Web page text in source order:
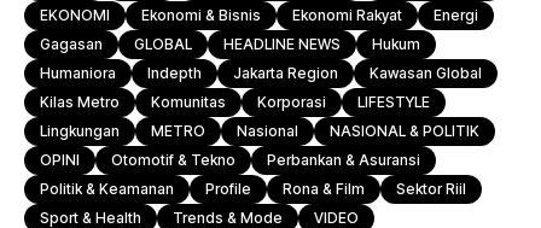
EKONOMI Ekonomi & Bisnis Ekonomi Rakyat
Energi
Gagasan
GLOBAL HEADLINE NEWS
Hukum
Humaniora
Indepth Jakarta Region
Kawasan Global
Kilas Metro
Komunitas Korporasi
LIFESTYLE
Lingkungan
METRO Nasional
NASIONAL & POLITIK
OPINI
Otomotif & Tekno
Perbankan & Asuransi
Politik & Keamanan
Profile Rona & Film
Sektor Riil
Sport & Health
Trends & Mode
VIDEO